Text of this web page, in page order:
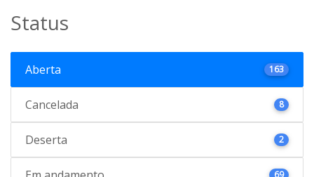
Status
Aberta 163
Cancelada 8
Deserta 2
69